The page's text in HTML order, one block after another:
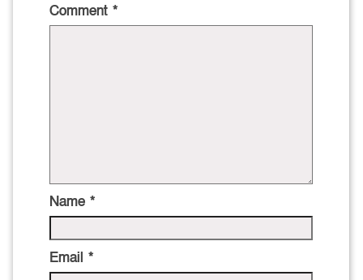
Comment *
Name *
Email *